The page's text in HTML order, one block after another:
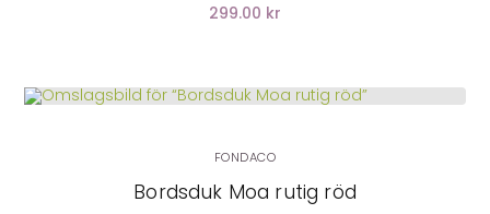
299.00 kr
FONDACO
Bordsduk Moa rutig röd